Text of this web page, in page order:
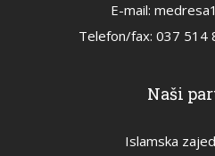
E-mail:
Telefon/fax: 037 514
Naši
Islamska